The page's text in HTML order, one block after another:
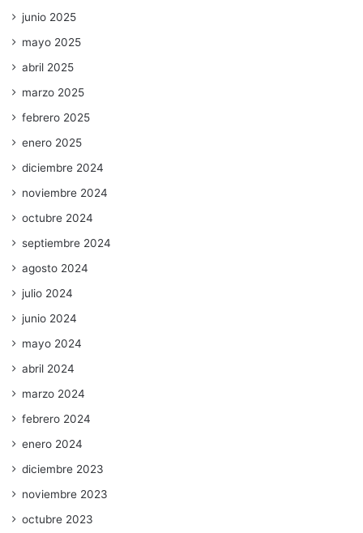
junio 2025
mayo 2025
abril 2025
marzo 2025
febrero 2025
enero 2025
diciembre 2024
noviembre 2024
octubre 2024
septiembre 2024
agosto 2024
julio 2024
junio 2024
mayo 2024
abril 2024
marzo 2024
febrero 2024
enero 2024
diciembre 2023
noviembre 2023
octubre 2023